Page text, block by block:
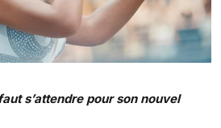
s’attendre pour son nouvel